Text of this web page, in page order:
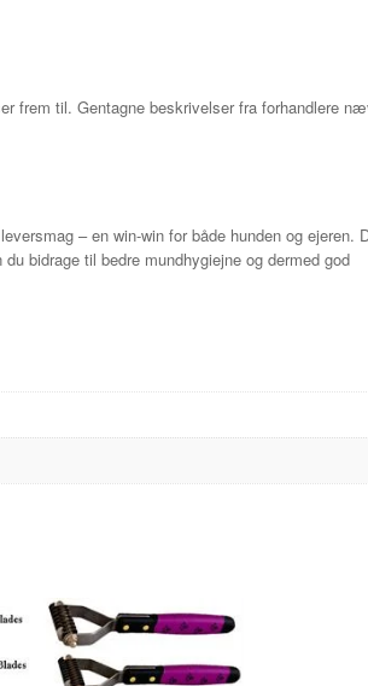
frem til. Gentagne beskrivelser fra forhandlere
– en win-win for både hunden og ejeren.
bidrage til bedre mundhygiejne og dermed god